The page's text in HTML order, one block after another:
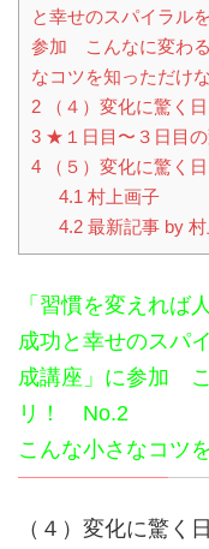
と幸せのスパイラル
参加 こんなに変わ
なコツを知っただけ
2 （４）変化に驚く
3 ★１日目〜３日目
4 （５）変化に驚く
4.1 村上画子
4.2最新記事 by
「習慣を変えれ
成功と幸せのスパ
成講座」に参加
リ！ No.2
こんな小さなコツ
（４）変化に驚